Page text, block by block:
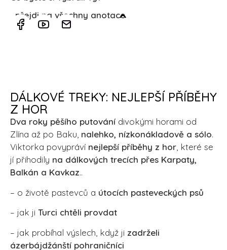
přejdi na všechny anotace
DÁLKOVÉ TREKY: NEJLEPŠÍ PŘÍBĚHY
Z HOR
Dva roky pěšího putování divokými horami od
Zlína až po Baku, nalehko, nízkonákladově a sólo.
Viktorka povypráví nejlepší příběhy z hor, které se
jí přihodily na dálkových trecích přes Karpaty,
Balkán a Kavkaz..
– o životě pastevců a útocích pasteveckých psů
– jak ji Turci chtěli provdat
– jak probíhal výslech, když ji zadrželi
ázerbájdžánští pohraničníci